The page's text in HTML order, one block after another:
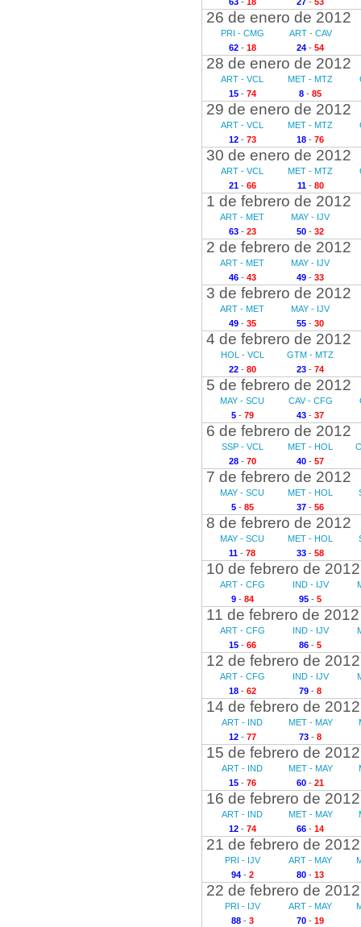
26 de enero de 2012
PRI - CMG
62- 18
ART - CAV
24 - 54
28 de enero de 2012
ART - VCL
15- 74
MET - MTZ
8 - 85
29 de enero de 2012
ART - VCL
12- 73
MET - MTZ
18 - 76
30 de enero de 2012
ART - VCL
21- 66
MET - MTZ
11- 80
1 de febrero de 2012
ART - MET
63- 23
MAY - IJV
50 - 32
2 de febrero de 2012
ART - MET
46- 43
MAY - IJV
49 - 33
3 de febrero de 2012
ART - MET
49- 35
MAY - IJV
55 - 30
4 de febrero de 2012
HOL - VCL
22- 80
GTM - MTZ
23 - 74
5 de febrero de 2012
MAY - SCU
5- 79
CAV - CFG
43 - 37
6 de febrero de 2012
SSP - VCL
28- 70
MET - HOL
40 - 57
7 de febrero de 2012
MAY - SCU
5- 85
MET - HOL
37 - 56
8 de febrero de 2012
MAY - SCU
11 - 78
MET - HOL
33 - 58
10 de febrero de 2012
ART - CFG
9- 84
IND - IJV
95 - 5
11 de febrero de 2012
ART - CFG
15- 66
IND - IJV
86 - 5
12 de febrero de 2012
ART - CFG
18- 62
IND - IJV
79 - 8
14 de febrero de 2012
ART - IND
12- 77
MET - MAY
73 - 8
15 de febrero de 2012
ART - IND
15- 76
MET - MAY
60 - 21
16 de febrero de 2012
ART - IND
12- 74
MET - MAY
66 - 14
21 de febrero de 2012
PRI - IJV
94- 2
ART - MAY
80 - 13
22 de febrero de 2012
PRI - IJV
88- 3
ART - MAY
70 - 19